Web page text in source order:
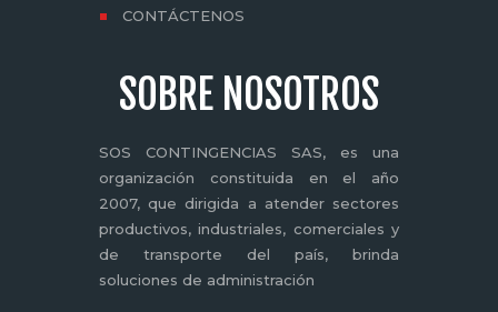
CONTÁCTENOS
SOBRE NOSOTROS
SOS CONTINGENCIAS SAS, es una
organización constituida en el año
2007, que dirigida a atender sectores
productivos, industriales, comerciales y
de transporte del país, brinda
soluciones de administración